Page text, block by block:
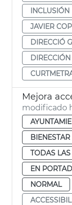
INCLUSIÓN
JAVIER
DIRECCIÓ
modificado
TODAS
EN
NORMAL